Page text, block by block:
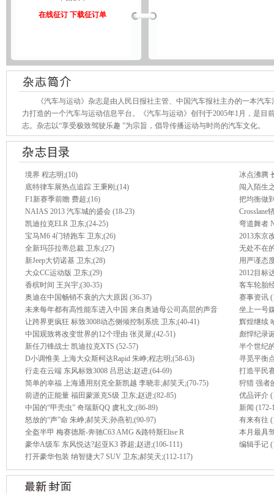
在线征订 下载征订单
《汽车与运动》杂志是由人民日报社主管、中国汽车报社主办的一本汽车
力打造的一个汽车与运动信息平台。《汽车与运动》创刊于2005年1月，是
志。杂志以“享受极致驾驶乐趣 ”为宗旨，倡导传播运动与时尚的汽车文化。
境界 程志明;(10)
底特律车展热点追踪 王秉刚;(14)
F1新赛季前瞻 费超;(16)
NAIAS 2013 汽车城的盛会 (18-23)
凯迪拉克ELR 卫东;(24-25)
宝马M6 4门轿跑车 卫东;(26)
全新玛莎拉蒂总裁 卫东;(27)
新Jeep大切诺基 卫东;(28)
大众CC运动版 卫东;(29)
香槟时间 王兴宇;(30-35)
奥迪在中国畅销不衰的六大原因 (36-37)
未来每年都有高性能车进入中国 来自奥迪母公司高层的声音
让跨界更疯狂 标致3008动态侧倾控制系统 卫东;(40-41)
中国观致将改变世界的12个理由 张灵犀;(42-51)
新任刀锋战士 凯迪拉克XTS (52-57)
D小调惟美 上海大众斯柯达Rapid 朱峥;程志明;(58-63)
行走在云端 东风标致3008 吕思达;赵进;(64-69)
简单的幸福 上海通用别克全新凯越 李晓非;郝笑天;(70-75)
前进的正能量 福田蒙派克S级 卫东;赵进;(82-85)
中国的“甲壳虫” 奇瑞新QQ 虞礼文;(86-89)
怒放的“声”命 朱峥;郝笑天;孙燕初;(90-97)
全盔半甲 梅赛德斯-奔驰C63 AMG &路特斯Elise R
豪华A级车 东风悦达?起亚K3 莽超;赵进;(106-111)
打开豪华包装 纳智捷大7 SUV 卫东;郝笑天;(112-117)
冰点沸腾
闯入陌生
把均衡做
Crosslane
弯道舞者
2013东京
无处不在
用严谨态
2012目标
客车轮胎
赛事资讯
坐上一号
辉煌继续
彪悍纪录
半个世纪
寻觅平衡
打造平民
狩猎 强者
优品评介
新闻 (172-
有来有往
本月最具
编辑手记